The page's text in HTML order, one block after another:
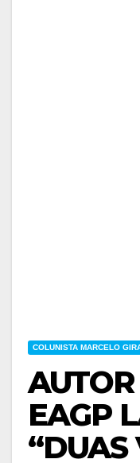
COLUNISTA MARCELO
EAGP
“DUAS